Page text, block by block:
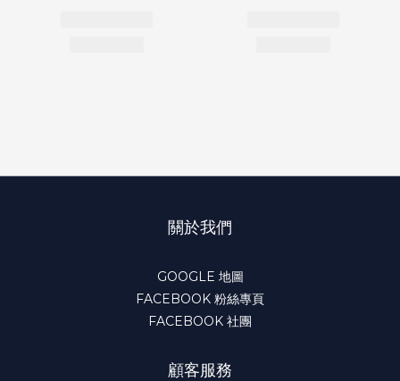
關於我們
GOOGLE 地圖
FACEBOOK 粉絲專頁
FACEBOOK 社團
顧客服務